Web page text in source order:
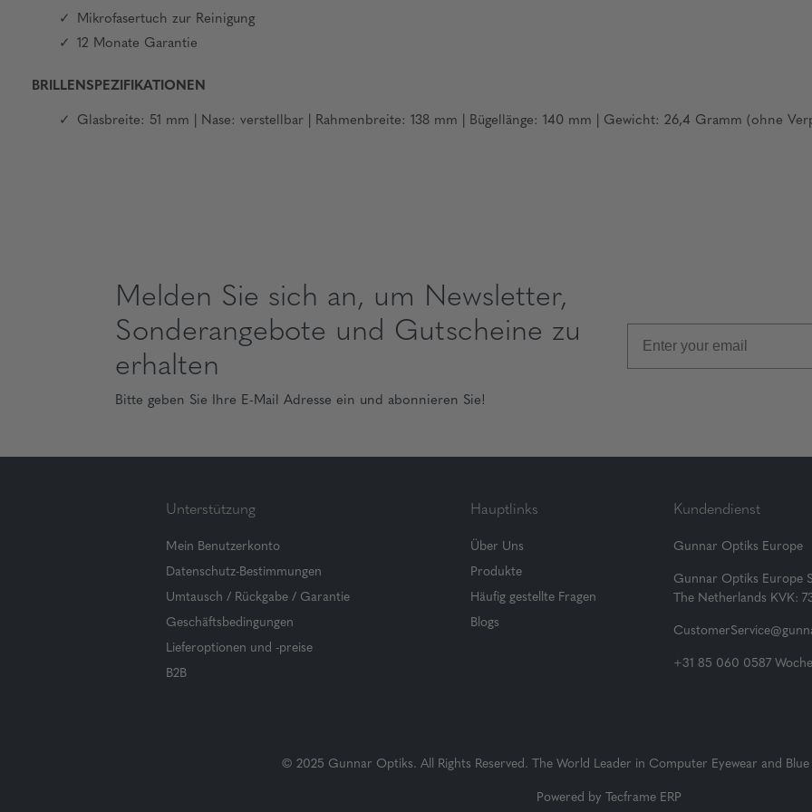
Mikrofasertuch zur Reinigung
12 Monate Garantie
BRILLENSPEZIFIKATIONEN
Glasbreite: 51 mm | Nase: verstellbar | Rahmenbreite: 138 mm | Bügellänge: 140 mm | Gewicht: 26,4 Gramm (ohne
Melden Sie sich an, um Newsletter,
Sonderangebote und Gutscheine zu
erhalten
Bitte geben Sie Ihre E-Mail Adresse ein und abonnieren Sie!
Unterstützung
Mein Benutzerkonto
Datenschutz-Bestimmungen
Umtausch / Rückgabe / Garantie
Geschäftsbedingungen
Lieferoptionen und -preise
B2B
Hauptlinks
Über Uns
Produkte
Häufig gestellte Fragen
Blogs
Kundendienst
Gunnar Optiks Europe
Gunnar Optiks Europe
The Netherlands KVK:
+31 85 060 0587
© 2025 Gunnar Optiks. All Rights Reserved. The World Leader in Computer Eyewear and Blue
Powered by Tecframe ERP